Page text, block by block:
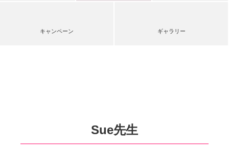
キャンペーン ギャラリー
Sue先生